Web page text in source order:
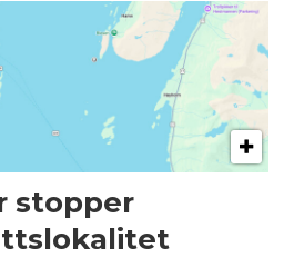
stopper